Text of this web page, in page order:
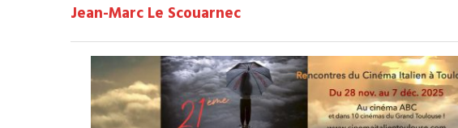
Jean-Marc Le Scouarnec